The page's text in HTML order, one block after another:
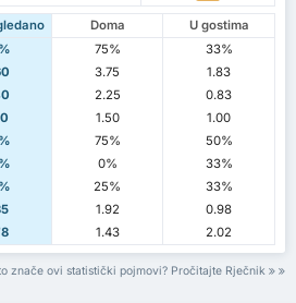
Doma
U gostima
75%
33%
3.75
1.83
2.25
0.83
1.50
1.00
75%
50%
0%
33%
25%
33%
1.92
0.98
1.43 2.02
znače ovi statistički pojmovi? Pročitajte Rječnik